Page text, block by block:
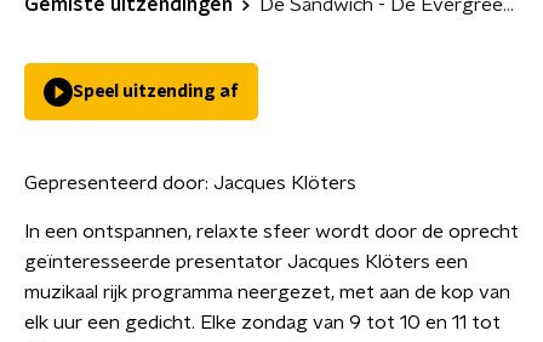
Gemiste uitzendingen De Sandwich - De Evergreen Week van de Jaren 70
Speel uitzending af
Gepresenteerd door: Jacques Klöters
In een ontspannen, relaxte sfeer wordt door de oprecht
geïnteresseerde presentator Jacques Klöters een
muzikaal rijk programma neergezet, met aan de kop van
elk uur een gedicht. Elke zondag van 9 tot 10 en 11 tot